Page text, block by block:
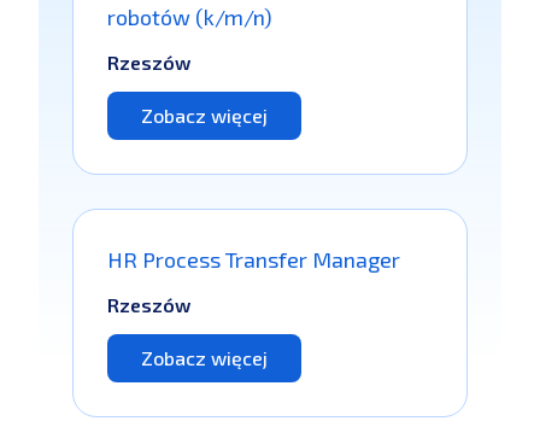
robotów (k/m/n)
Rzeszów
Zobacz więcej
HR Process Transfer Manager
Rzeszów
Zobacz więcej